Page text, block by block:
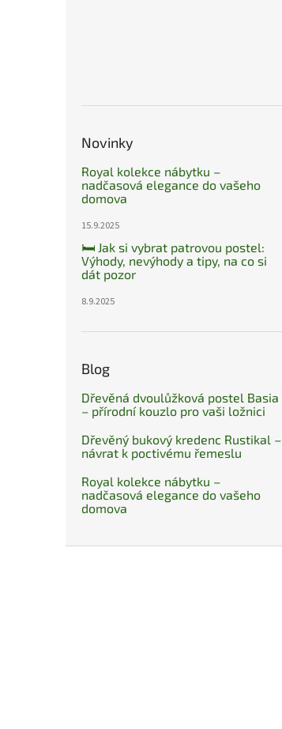
Novinky
Royal kolekce nábytku –
nadčasová elegance do vašeho
domova
15.9.2025
🛏️ Jak si vybrat patrovou postel:
Výhody, nevýhody a tipy, na co si
dát pozor
8.9.2025
Blog
Dřevěná dvoulůžková postel Basia
– přírodní kouzlo pro vaši ložnici
Dřevěný bukový kredenc Rustikal –
návrat k poctivému řemeslu
Royal kolekce nábytku –
nadčasová elegance do vašeho
domova